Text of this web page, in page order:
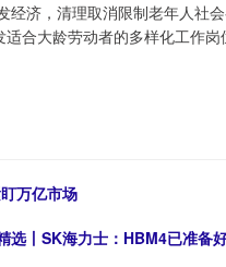
经济，清理取消限制老年人
适合大龄劳动者的多样化工作
万亿市场
选丨SK海力士：HBM4已准备